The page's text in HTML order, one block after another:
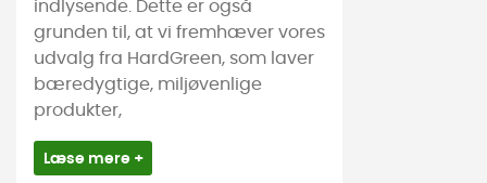
indlysende. Dette er også
grunden til, at vi fremhæver vores
udvalg fra HardGreen, som laver
bæredygtige, miljøvenlige
produkter,
Læse mere +